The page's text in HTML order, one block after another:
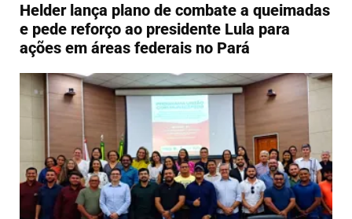
Helder lança plano de combate a queimadas
e pede reforço ao presidente Lula para
ações em áreas federais no Pará